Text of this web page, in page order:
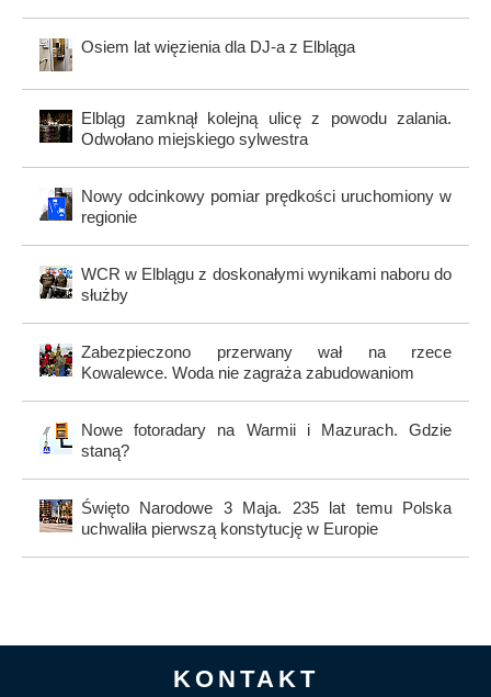
Osiem lat więzienia dla DJ-a z Elbląga
Elbląg zamknął kolejną ulicę z powodu zalania.
Odwołano miejskiego sylwestra
Nowy odcinkowy pomiar prędkości uruchomiony w
regionie
WCR w Elblągu z doskonałymi wynikami naboru do
służby
Zabezpieczono przerwany wał na rzece
Kowalewce. Woda nie zagraża zabudowaniom
Nowe fotoradary na Warmii i Mazurach. Gdzie
staną?
Święto Narodowe 3 Maja. 235 lat temu Polska
uchwaliła pierwszą konstytucję w Europie
KONTAKT